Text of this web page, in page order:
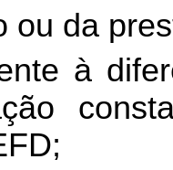
ou da
à